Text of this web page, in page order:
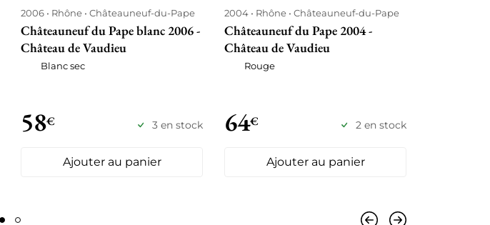
2006 Rhône Châteauneuf-du-Pape
Châteauneuf du Pape blanc 2006 -
Château de Vaudieu
Blanc sec
58€ 3 en stock
Ajouter au panier
2004 Rhône Châteauneuf-du-Pape
Châteauneuf du Pape 2004 -
Château de Vaudieu
Rouge
64€ 2 en stock
Ajouter au panier